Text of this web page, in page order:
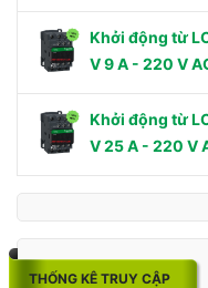
Khởi động từ
V 9 A - 220 V
Khởi động từ
V 25 A - 220 V
THỐNG KÊ TRUY CẬP